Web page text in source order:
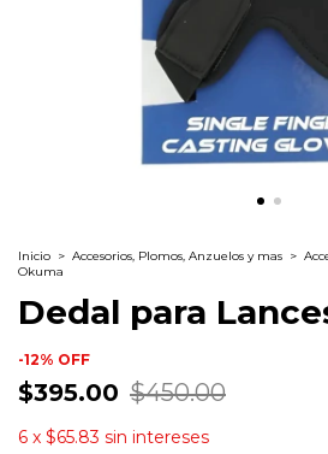
Inicio > Accesorios, Plomos, Anzuelos y mas >
Okuma
Dedal para
-12% OFF
$395.00 $450.00
6 x $65.83 sin intereses